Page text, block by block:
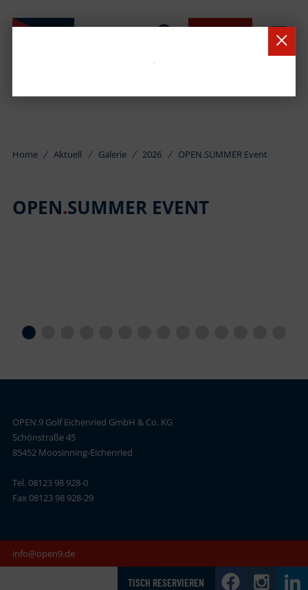
Home Aktuell Galerie 2026 OPEN.SUMMER Event
OPEN.SUMMER EVENT
OPEN.9 Golf Eichenried GmbH & Co. KG
Schönstraße 45
85452 Moosinning-Eichenried
Tel. 08123 98 928-0
Fax 08123 98 928-29
info@open9.de
TISCH RESERVIEREN